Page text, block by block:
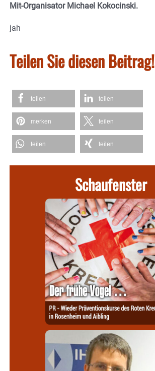
Mit-Organisator Michael Kokocinski.
jah
Teilen Sie diesen Beitrag!
teilen teilen
merken teilen
teilen teilen
Schaufenster